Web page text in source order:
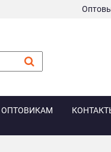
ОПТОВИКАМ